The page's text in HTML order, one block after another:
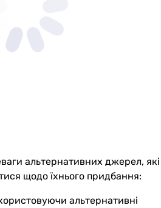
альтернативних джерел, які
щодо їхнього придбання:
альтернативні